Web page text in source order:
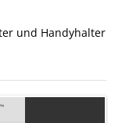
und Handyhalter